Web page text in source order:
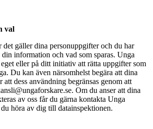
val
det gäller dina personuppgifter och du har
information och vad som sparas. Unga
eller på ditt initiativ att rätta uppgifter som
Du kan även närsomhelst begära att dina
att dess användning begränsas genom att
Om du anser att dina
av oss får du gärna kontakta Unga
höra av dig till datainspektionen.